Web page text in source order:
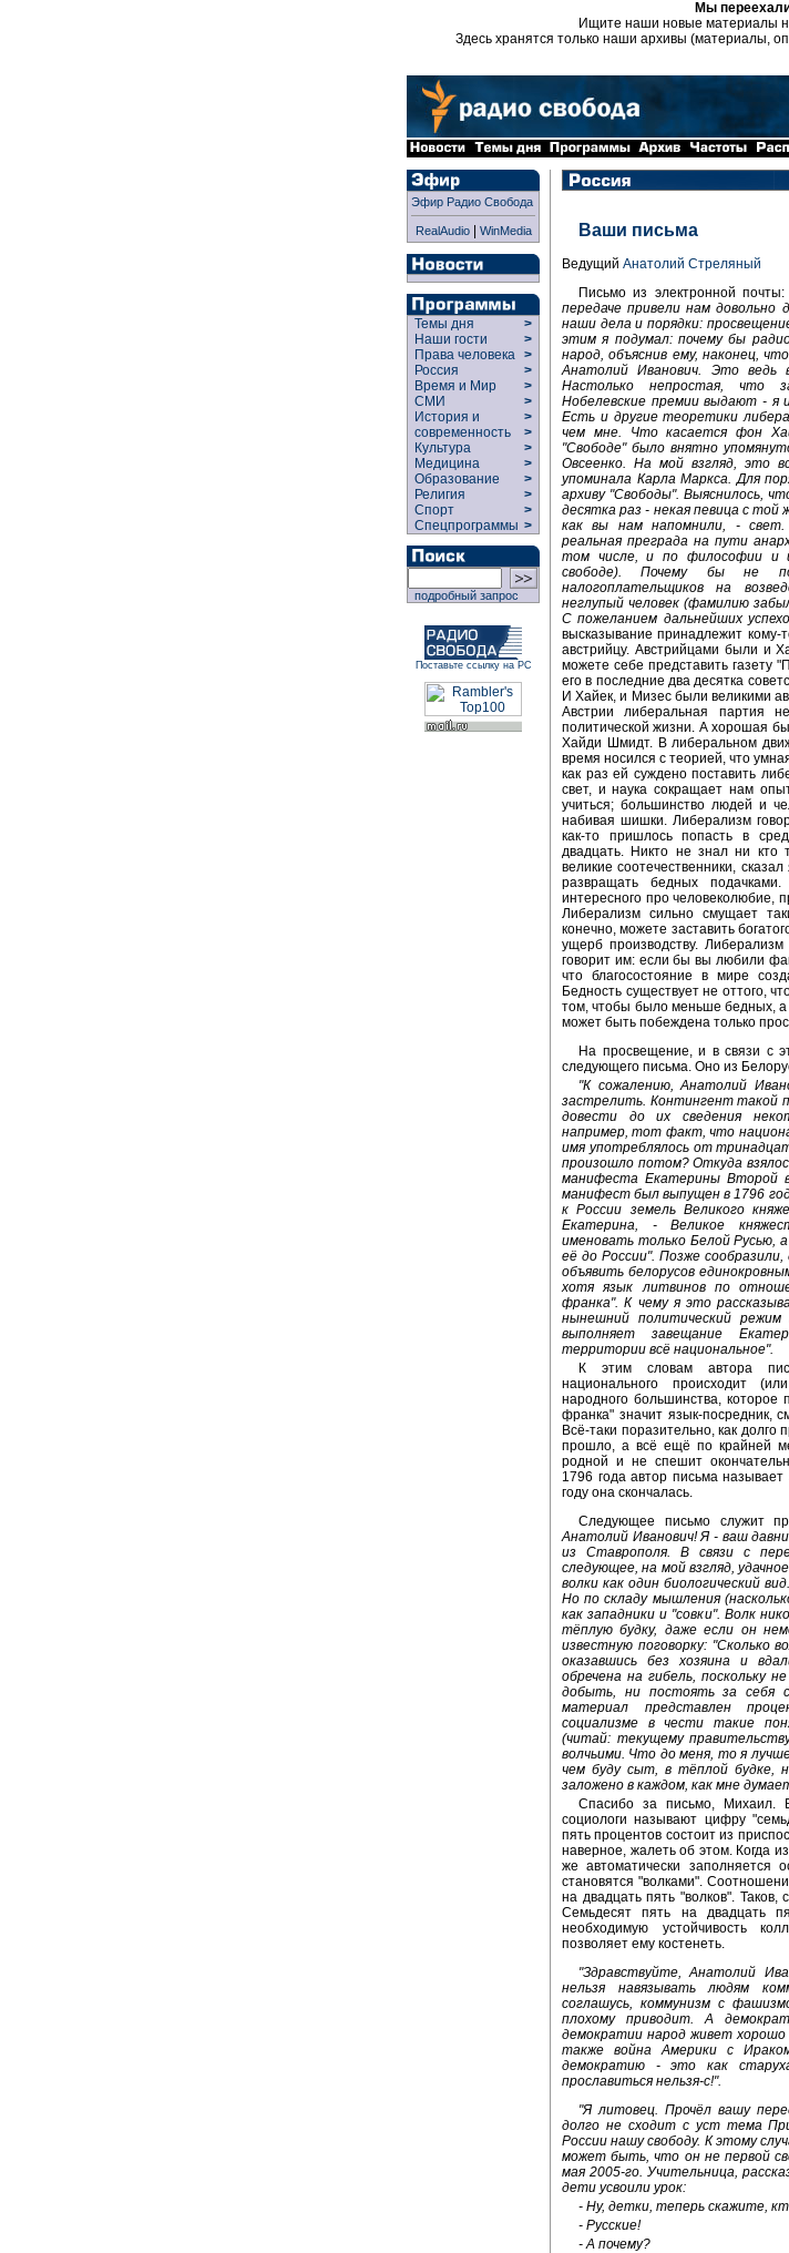
Мы
Ищите наши новые материалы
Здесь хранятся только наши архивы (материалы,
Эфир Радио Свобода
RealAudio| WinMedia
Темы дня
>
Наши гости
>
Права человека >
Россия
>
Время и Мир
>
СМИ
>
История и
современность
>
>
Культура
>
Медицина
>
Образование
>
Религия
>
Спорт
>
Спецпрограммы >
подробный запрос
Поставьте ссылку на РС
Ваши письма
Ведущий Анатолий Стреляный
Письмо из электронной почты:
передаче привели нам
наши дела и порядки:
этим я подумал: почему бы
народ, объяснив ему, наконец,
Анатолий Иванович. Это ведь
Настолько непростая, что
Нобелевские премии выдают - я
Есть и другие теоретики
чем мне. Что касается фон
"Свободе" было внятно
Овсеенко. На мой взгляд, это
упоминала Карла Маркса. Для
архиву "Свободы". Выяснилось,
десятка раз - некая певица с
как вы нам напомнили, - свет.
реальная преграда на пути
том числе, и по философии и
свободе). Почему бы не
налогоплательщиков на
неглупый человек (фамилию
С пожеланием дальнейших
высказывание принадлежит кому-
австрийцу. Австрийцами были и
можете себе представить
его в последние два десятка
И Хайек, и Мизес были великими
Австрии либеральная партия
политической жизни. А хорошая
Хайди Шмидт. В либеральном
время носился с теорией, что
как раз ей суждено поставить
свет, и наука сокращает нам
учиться; большинство людей и
набивая шишки. Либерализм
как-то пришлось попасть в
двадцать. Никто не знал ни кто
великие соотечественники,
развращать бедных
интересного про человеколюбие,
Либерализм сильно смущает
конечно, можете заставить
ущерб производству.
говорит им: если бы вы любили
что благосостояние в мире
Бедность существует не оттого,
том, чтобы было меньше бедных,
может быть побеждена только
На просвещение, и в связи с
следующего письма. Оно из
"К сожалению, Анатолий
застрелить. Контингент такой
довести до их сведения
например, тот факт, что
имя употреблялось от
произошло потом? Откуда
манифеста Екатерины Второй
манифест был выпущен в 1796
к России земель Великого
Екатерина, - Великое
именовать только Белой Русью,
её до России". Позже сообразили,
объявить белорусов
хотя язык литвинов по
франка". К чему я это
нынешний политический
выполняет завещание
территории всё национальное".
К этим словам автора
национального происходит
народного большинства, которое
франка" значит язык-посредник,
Всё-таки поразительно, как долго
прошло, а всё ещё по крайней
родной и не спешит
1796 года автор письма
году она скончалась.
Следующее письмо служит
Анатолий Иванович! Я - ваш
из Ставрополя. В связи с
следующее, на мой взгляд,
волки как один биологический
Но по складу мышления
как западники и "совки". Волк
тёплую будку, даже если он
известную поговорку: "Сколько
оказавшись без хозяина и
обречена на гибель, поскольку
добыть, ни постоять за себя
материал представлен
социализме в чести такие
(читай: текущему
волчьими. Что до меня, то я
чем буду сыт, в тёплой будке,
заложено в каждом, как мне
Спасибо за письмо, Михаил.
социологи называют цифру
пять процентов состоит из
наверное, жалеть об этом. Когда
же автоматически заполняется
становятся "волками".
на двадцать пять "волков". Таков,
Семьдесят пять на двадцать
необходимую устойчивость
позволяет ему костенеть.
"Здравствуйте, Анатолий
нельзя навязывать людям
соглашусь, коммунизм с
плохому приводит. А
демократии народ живет
также война Америки с
демократию - это как
прославиться нельзя-с!".
"Я литовец. Прочёл вашу
долго не сходит с уст тема
России нашу свободу. К этому
может быть, что он не первой
мая 2005-го. Учительница,
дети усвоили урок:
- Ну, детки, теперь скажите,
- Русские!
- А почему?